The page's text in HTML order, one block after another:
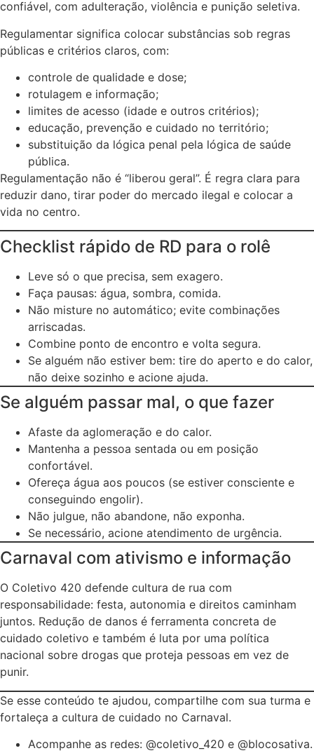
confiável, com adulteração, violência e punição seletiva.
Regulamentar significa colocar substâncias sob regras
públicas e critérios claros, com:
controle de qualidade e dose;
rotulagem e informação;
limites de acesso (idade e outros critérios);
educação, prevenção e cuidado no território;
substituição da lógica penal pela lógica de saúde
pública.
Regulamentação não é “liberou geral”. É regra clara para
reduzir dano, tirar poder do mercado ilegal e colocar a
vida no centro.
Checklist rápido de RD para o rolê
Leve só o que precisa, sem exagero.
Faça pausas: água, sombra, comida.
Não misture no automático; evite combinações
arriscadas.
Combine ponto de encontro e volta segura.
Se alguém não estiver bem: tire do aperto e do calor,
não deixe sozinho e acione ajuda.
Se alguém passar mal, o que fazer
Afaste da aglomeração e do calor.
Mantenha a pessoa sentada ou em posição
confortável.
Ofereça água aos poucos (se estiver consciente e
conseguindo engolir).
Não julgue, não abandone, não exponha.
Se necessário, acione atendimento de urgência.
Carnaval com ativismo e informação
O Coletivo 420 defende cultura de rua com
responsabilidade: festa, autonomia e direitos caminham
juntos. Redução de danos é ferramenta concreta de
cuidado coletivo e também é luta por uma política
nacional sobre drogas que proteja pessoas em vez de
punir.
Se esse conteúdo te ajudou, compartilhe com sua turma e
fortaleça a cultura de cuidado no Carnaval.
Acompanhe as redes: @coletivo_420 e @blocosativa.